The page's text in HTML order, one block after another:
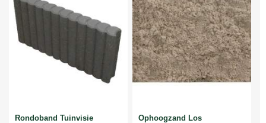
Rondoband Tuinvisie
Ophoogzand Los